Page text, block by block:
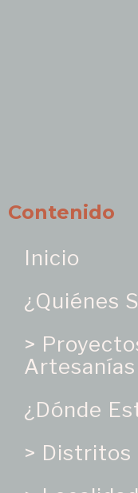
Contenido
Inicio
¿Quiénes
>
Artesanías
¿Dónde
> Distritos